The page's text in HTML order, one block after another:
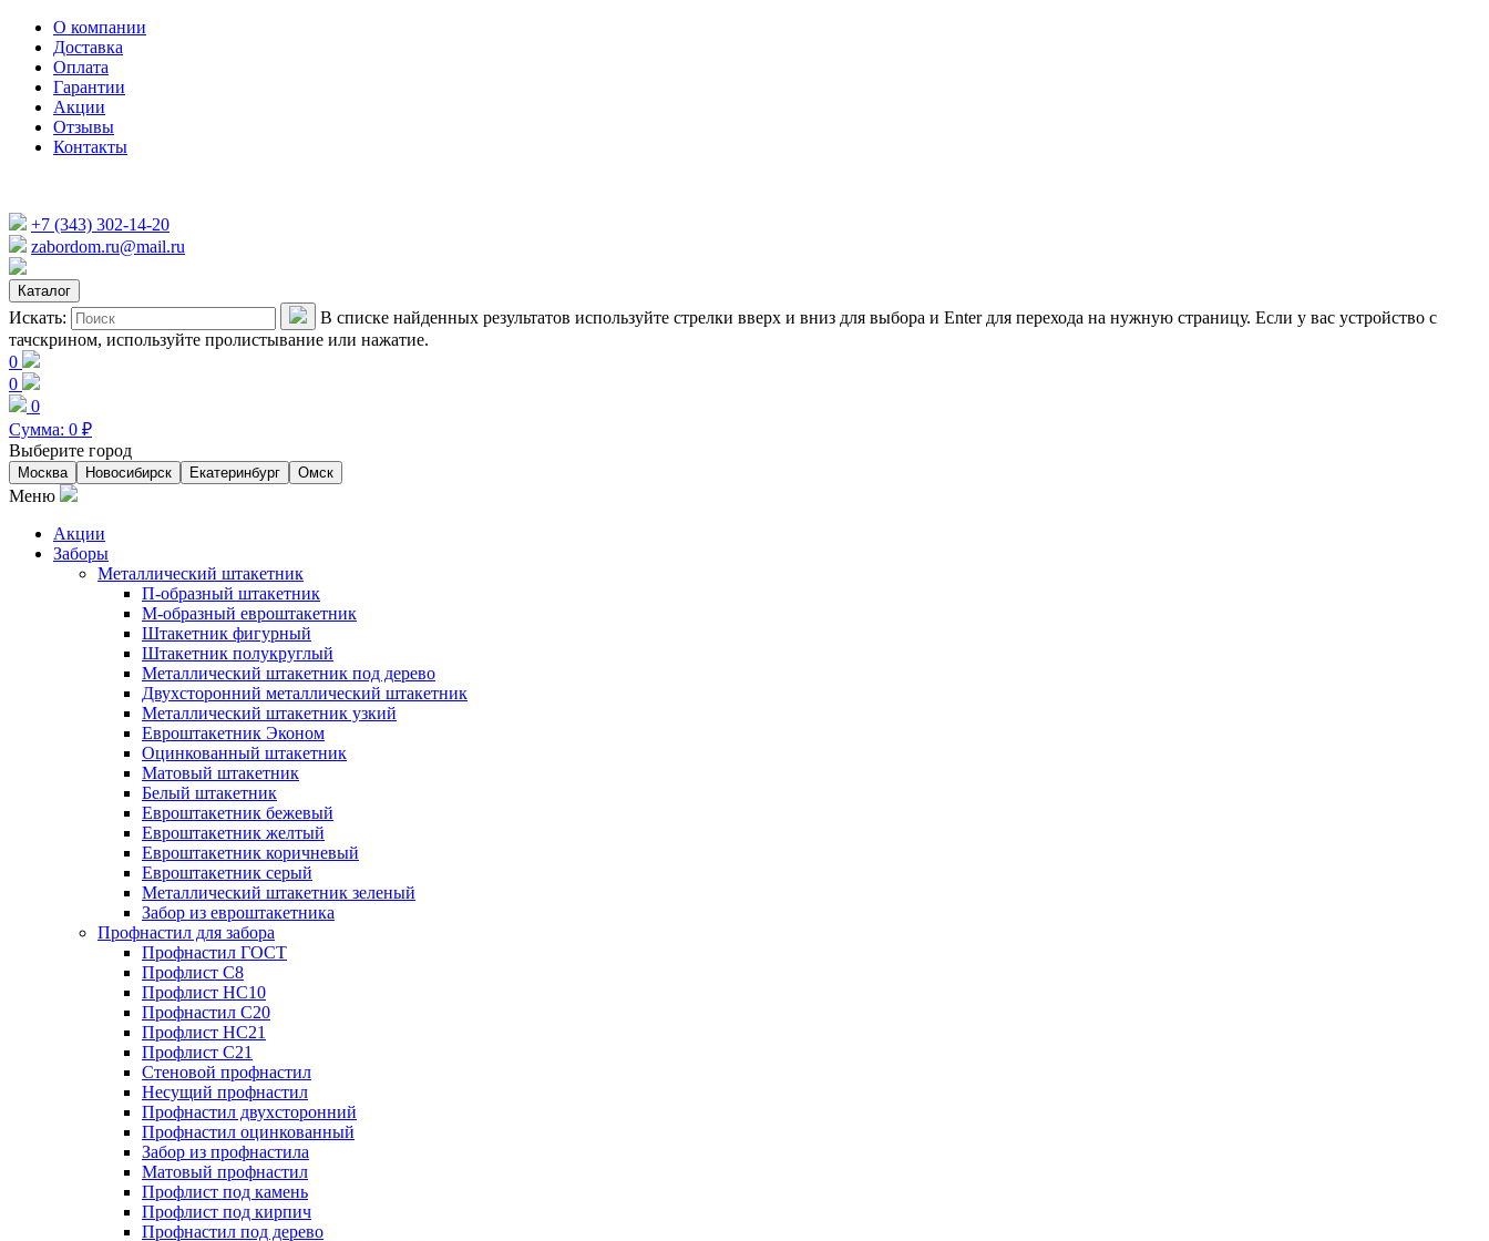
О компании
Доставка
Оплата
Гарантии
Акции
Отзывы
Контакты
+7 (343) 302-14-20
zabordom.ru@mail.ru
Каталог
Искать:
В списке найденных результатов используйте стрелки вверх и вниз для выбора и Enter для перехода на нужную страницу. Если у вас устройство с
тачскрином, используйте пролистывание или нажатие.
0
0
0
Сумма: 0 ₽
Выберите город
Москва Новосибирск Екатеринбург Омск
Меню
Акции
Заборы
Металлический штакетник
П-образный штакетник
М-образный евроштакетник
Штакетник фигурный
Штакетник полукруглый
Металлический штакетник под дерево
Двухсторонний металлический штакетник
Металлический штакетник узкий
Евроштакетник Эконом
Оцинкованный штакетник
Матовый штакетник
Белый штакетник
Евроштакетник бежевый
Евроштакетник желтый
Евроштакетник коричневый
Евроштакетник серый
Металлический штакетник зеленый
Забор из евроштакетника
Профнастил для забора
Профнастил ГОСТ
Профлист С8
Профлист НС10
Профнастил С20
Профлист НС21
Профлист С21
Стеновой профнастил
Несущий профнастил
Профнастил двухсторонний
Профнастил оцинкованный
Забор из профнастила
Матовый профнастил
Профлист под камень
Профлист под кирпич
Профнастил под дерево